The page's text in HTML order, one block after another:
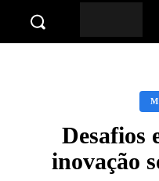
Desafios
inovação